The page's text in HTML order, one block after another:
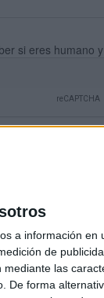
a información
de
las
De forma
si eres humano
Aviso legal